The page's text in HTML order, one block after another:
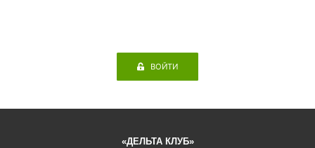
ВОЙТИ
«ДЕЛЬТА КЛУБ»